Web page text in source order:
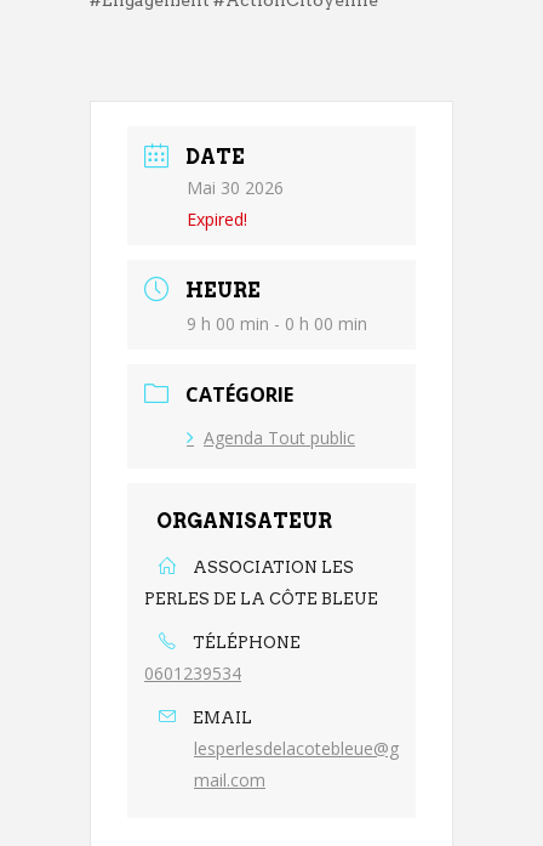
DATE
Mai 30 2026
Expired!
HEURE
9 h 00 min - 0 h 00 min
CATÉGORIE
Agenda Tout public
ORGANISATEUR
ASSOCIATION LES
PERLES DE LA CÔTE BLEUE
TÉLÉPHONE
0601239534
EMAIL
lesperlesdelacotebleue@g
mail.com